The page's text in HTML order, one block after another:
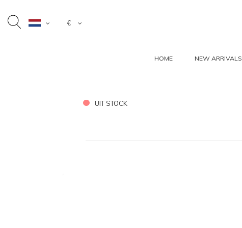
€
HOME NEW ARRIVALS
UIT STOCK